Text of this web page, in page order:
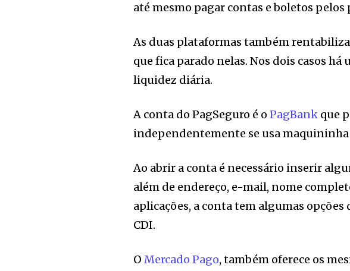
até mesmo pagar contas e boletos
As duas plataformas também
que fica parado nelas. Nos dois casos
liquidez diária.
A conta do PagSeguro é o PagBank que
independentemente se usa maquininha
Ao abrir a conta é necessário inserir
além de endereço, e-mail, nome
aplicações, a conta tem algumas opções
CDI.
OMercado Pago, também oferece os